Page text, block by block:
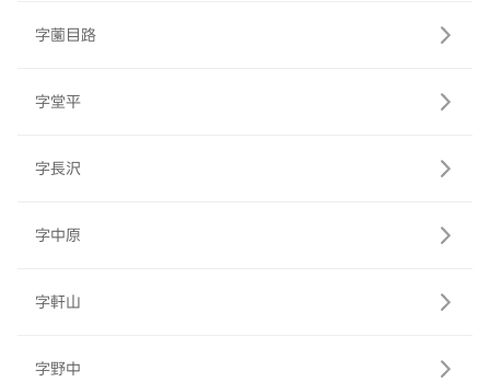
字薗目路
字堂平
字長沢
字中原
字軒山
字野中